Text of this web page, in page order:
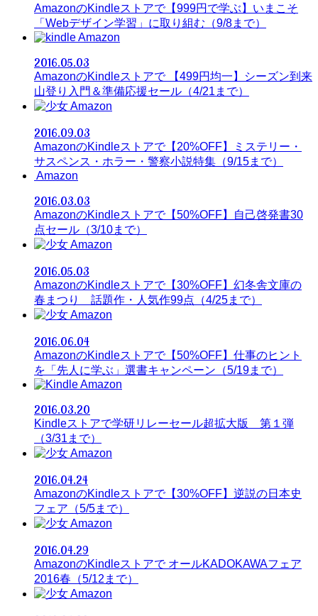
AmazonのKindleストアで【999円で学ぶ】いまこそ
「Webデザイン学習」に取り組む（9/8まで）
Amazon
2016.05.03
AmazonのKindleストアで 【499円均一】シーズン到来
山登り入門＆準備応援セール（4/21まで）
Amazon
2016.09.03
AmazonのKindleストアで【20%OFF】ミステリー・
サスペンス・ホラー・警察小説特集（9/15まで）
Amazon
2016.03.03
AmazonのKindleストアで【50%OFF】自己啓発書30
点セール（3/10まで）
Amazon
2016.05.03
AmazonのKindleストアで【30%OFF】幻冬舎文庫の
春まつり 話題作・人気作99点（4/25まで）
Amazon
2016.06.04
AmazonのKindleストアで【50%OFF】仕事のヒント
を「先人に学ぶ」選書キャンペーン（5/19まで）
Amazon
2016.03.20
Kindleストアで学研リレーセール超拡大版 第１弾
（3/31まで）
Amazon
2016.04.24
AmazonのKindleストアで【30%OFF】逆説の日本史
フェア（5/5まで）
Amazon
2016.04.29
AmazonのKindleストアで オールKADOKAWAフェア
2016春（5/12まで）
Amazon